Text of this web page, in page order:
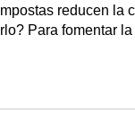
reducen la
Para fomentar